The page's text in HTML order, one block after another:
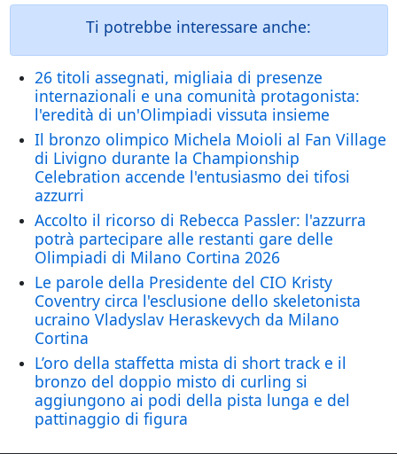
Ti potrebbe interessare anche:
26 titoli assegnati, migliaia di presenze
internazionali e una comunità protagonista:
l'eredità di un'Olimpiadi vissuta insieme
Il bronzo olimpico Michela Moioli al Fan Village
di Livigno durante la Championship
Celebration accende l'entusiasmo dei tifosi
azzurri
Accolto il ricorso di Rebecca Passler: l'azzurra
potrà partecipare alle restanti gare delle
Olimpiadi di Milano Cortina 2026
Le parole della Presidente del CIO Kristy
Coventry circa l'esclusione dello skeletonista
ucraino Vladyslav Heraskevych da Milano
Cortina
L’oro della staffetta mista di short track e il
bronzo del doppio misto di curling si
aggiungono ai podi della pista lunga e del
pattinaggio di figura